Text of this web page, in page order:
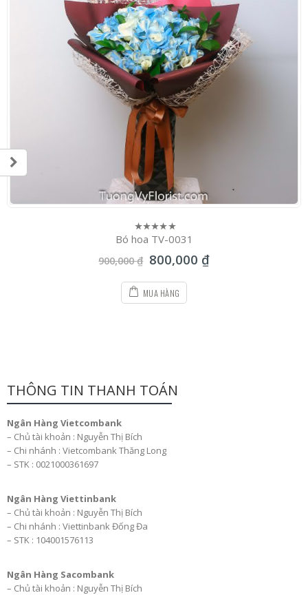
0
of
5
Bó hoa TV-0031
900,000₫ 800,000 ₫
MUA HÀNG
THÔNG TIN THANH TOÁN
Ngân Hàng Vietcombank
– Chủ tài khoản : Nguyễn Thị Bích
– Chi nhánh : Vietcombank Thăng Long
– STK : 0021000361697
Ngân Hàng Viettinbank
– Chủ tài khoản : Nguyễn Thị Bích
– Chi nhánh : Viettinbank Đống Đa
– STK : 104001576113
Ngân Hàng Sacombank
– Chủ tài khoản : Nguyễn Thị Bích